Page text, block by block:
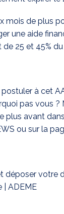
mois de plus
une aide
25 et 45%
postuler à cet
pas vous
plus avant
ou sur la
déposer votre
| ADEME